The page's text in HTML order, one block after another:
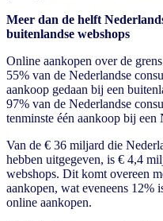
Meer dan de helft
buitenlandse webshops
Online aankopen over de
55% van de Nederlandse
aankoop gedaan bij een
97% van de Nederlandse
tenminste één aankoop bij een
Van de € 36 miljard die
hebben uitgegeven, is € 4,4
webshops. Dit komt overeen
aankopen, wat eveneens 12%
online aankopen.